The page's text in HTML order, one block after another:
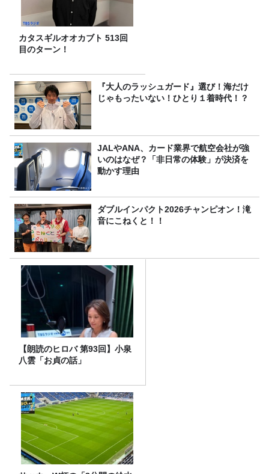
カタスギルオオカブト 513回
目のターン！
『大人のラッシュガード』選び！海だけ
じゃもったいない！ひとり１着時代！？
JALやANA、カード業界で航空会社が強
いのはなぜ？「非日常の体験」が決済を
動かす理由
ダブルインパクト2026チャンピオン！滝
音にこねくと！！
【朗読のヒロバ 第93回】小泉
八雲「お貞の話」